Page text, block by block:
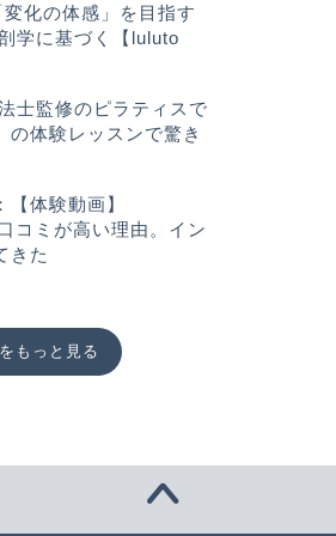
化の体感」を目指す
学に基づく【luluto
士監修のピラティスで
の体験レッスンで驚き
体験動画】
コミが高い理由。イン
きた
もっと見る